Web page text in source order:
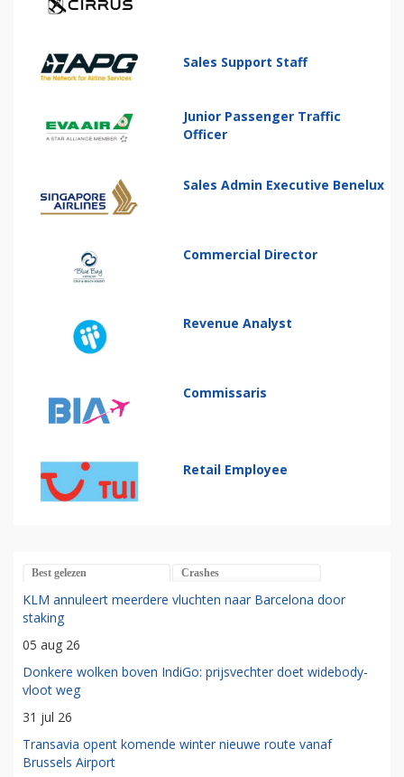
Sales Support Staff
Junior Passenger Traffic
Officer
Sales Admin Executive Benelux
Commercial Director
Revenue Analyst
Commissaris
Retail Employee
Best gelezen Crashes
KLM annuleert meerdere vluchten naar Barcelona door
staking
05 aug 26
Donkere wolken boven IndiGo: prijsvechter doet widebody-
vloot weg
31 jul 26
Transavia opent komende winter nieuwe route vanaf
Brussels Airport